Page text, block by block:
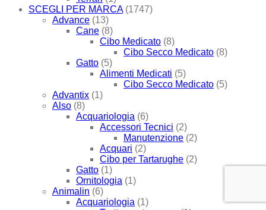
SCEGLI PER MARCA (1747)
Advance (13)
Cane (8)
Cibo Medicato (8)
Cibo Secco Medicato (8)
Gatto (5)
Alimenti Medicati (5)
Cibo Secco Medicato (5)
Advantix (1)
Also (8)
Acquariologia (6)
Accessori Tecnici (2)
Manutenzione (2)
Acquari (2)
Cibo per Tartarughe (2)
Gatto (1)
Ornitologia (1)
Animalin (6)
Acquariologia (1)